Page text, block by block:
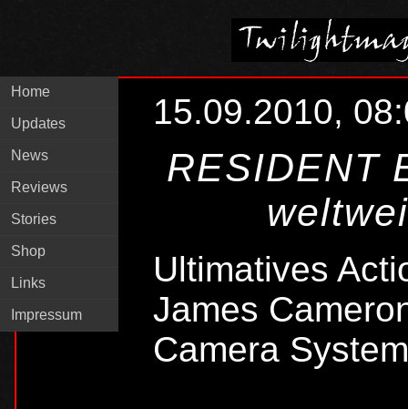
Home
Updates
News
Reviews
Stories
Shop
Links
Impressum
15.09.2010,
RESIDENT
Ultimatives
James
Camera System